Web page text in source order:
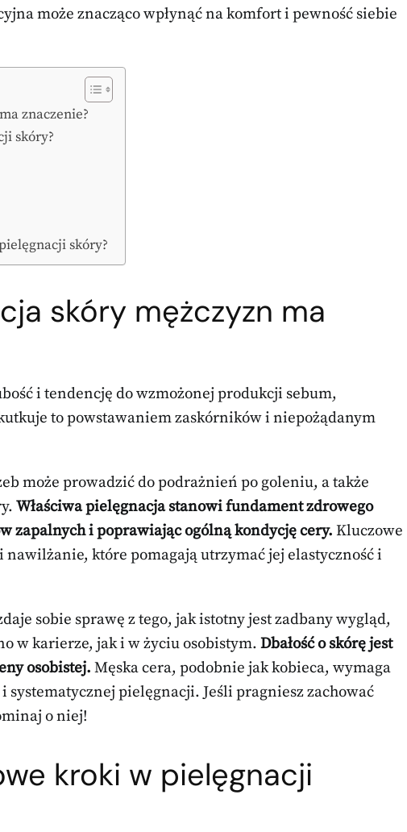
może znacząco wpłynąć na komfort i pewność siebie
znaczenie?
skóry?
skóry?
skóry mężczyzn ma
i tendencję do wzmożonej produkcji sebum,
to powstawaniem zaskórników i niepożądanym
może prowadzić do podrażnień po goleniu, a także
Właściwa pielęgnacja stanowi fundament zdrowego
zapalnych i poprawiając ogólną kondycję cery. Kluczowe
nawilżanie, które pomagają utrzymać jej elastyczność i
sobie sprawę z tego, jak istotny jest zadbany wygląd,
w karierze, jak i w życiu osobistym. Dbałość o skórę jest
osobistej. Męska cera, podobnie jak kobieca, wymaga
pielęgnacji. Jeśli pragniesz zachować
o niej!
kroki w pielęgnacji